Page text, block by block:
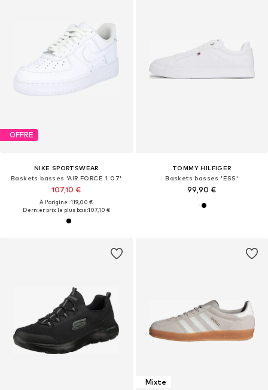
OFFRE
NIKE SPORTSWEAR
Baskets basses 'AIR FORCE 1 07'
107,10 €
À l'origine : 119,00 €
Dernier prix le plus bas :107,10 €
TOMMY HILFIGER
Baskets basses 'ESS'
99,90 €
Mixte